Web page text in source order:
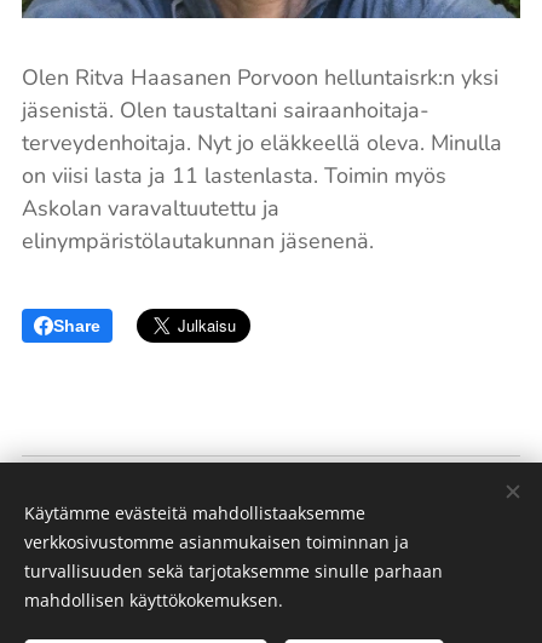
Olen Ritva Haasanen Porvoon helluntaisrk:n yksi
jäsenistä. Olen taustaltani sairaanhoitaja-
terveydenhoitaja. Nyt jo eläkkeellä oleva. Minulla
on viisi lasta ja 11 lastenlasta. Toimin myös
Askolan varavaltuutettu ja
elinympäristölautakunnan jäsenenä.
Share
"Hän varustaa kaikki seurakunnan jäsenet palvelutyöhön,
Kristuksen ruumiin rakentamiseen."
Käytämme evästeitä mahdollistaaksemme
verkkosivustomme asianmukaisen toiminnan ja
turvallisuuden sekä tarjotaksemme sinulle parhaan
mahdollisen käyttökokemuksen.